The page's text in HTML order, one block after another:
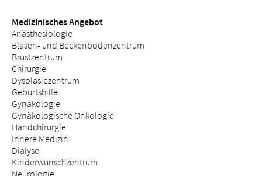
Medizinisches Angebot
Anästhesiologie
Blasen- und Beckenbodenzentrum
Brustzentrum
Chirurgie
Dysplasiezentrum
Geburtshilfe
Gynäkologie
Gynäkologische Onkologie
Handchirurgie
Innere Medizin
Dialyse
Kinderwunschzentrum
Neurologie